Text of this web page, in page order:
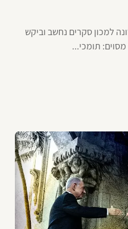
למכון סקרים נחשב וביקש
תומכי...